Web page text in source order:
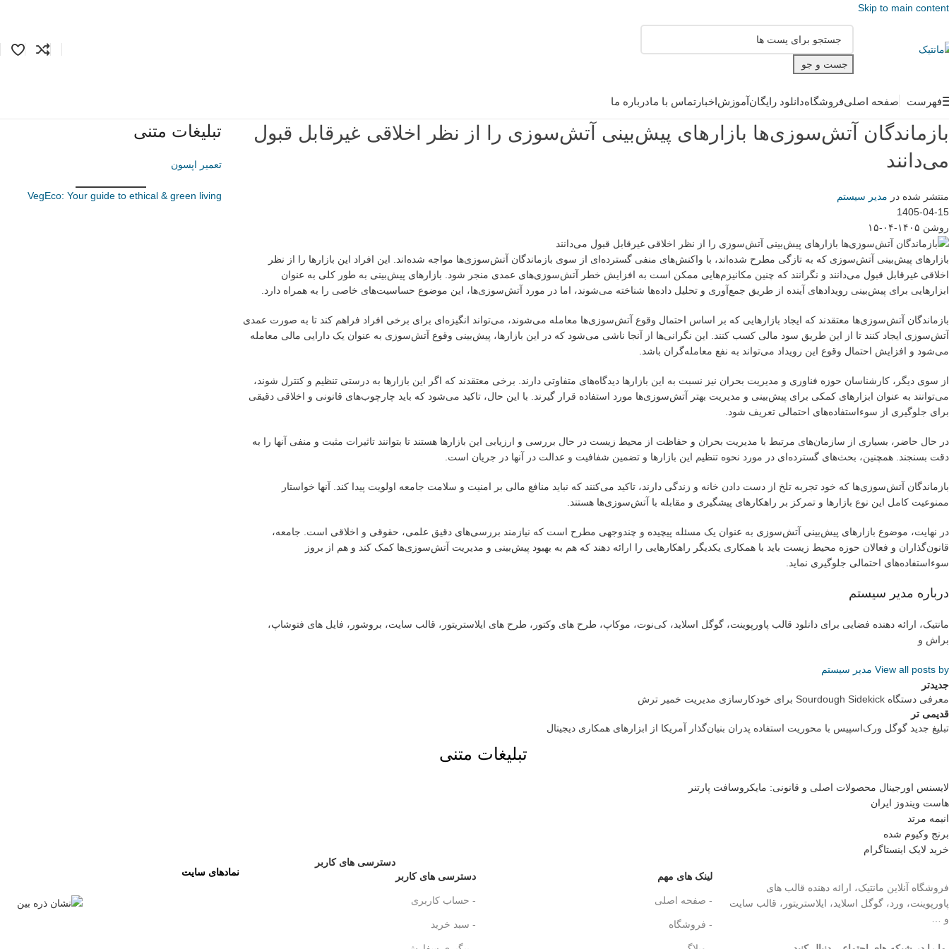
Skip to main content
جست و جو
فهرست صفحه اصلیفروشگاهدانلود رایگانآموزشاخبار تماس با مادرباره ما
بازماندگان آتش‌سوزی‌ها بازارهای پیش‌بینی آتش‌سوزی را از نظر اخلاقی غیرقابل قبول
می‌دانند
منتشر شده در مدیر سیستم
1405-04-15
روشن ۱۴۰۵-۰۴-۱۵
بازارهای پیش‌بینی آتش‌سوزی که به تازگی مطرح شده‌اند، با واکنش‌های منفی گسترده‌ای از سوی بازماندگان آتش‌سوزی‌ها مواجه شده‌اند. این افراد این بازارها را از نظر
اخلاقی غیرقابل قبول می‌دانند و نگرانند که چنین مکانیزم‌هایی ممکن است به افزایش خطر آتش‌سوزی‌های عمدی منجر شود. بازارهای پیش‌بینی به طور کلی به عنوان
ابزارهایی برای پیش‌بینی رویدادهای آینده از طریق جمع‌آوری و تحلیل داده‌ها شناخته می‌شوند، اما در مورد آتش‌سوزی‌ها، این موضوع حساسیت‌های خاصی را به همراه دارد.
بازماندگان آتش‌سوزی‌ها معتقدند که ایجاد بازارهایی که بر اساس احتمال وقوع آتش‌سوزی‌ها معامله می‌شوند، می‌تواند انگیزه‌ای برای برخی افراد فراهم کند تا به صورت عمدی
آتش‌سوزی ایجاد کنند تا از این طریق سود مالی کسب کنند. این نگرانی‌ها از آنجا ناشی می‌شود که در این بازارها، پیش‌بینی وقوع آتش‌سوزی به عنوان یک دارایی مالی معامله
می‌شود و افزایش احتمال وقوع این رویداد می‌تواند به نفع معامله‌گران باشد.
از سوی دیگر، کارشناسان حوزه فناوری و مدیریت بحران نیز نسبت به این بازارها دیدگاه‌های متفاوتی دارند. برخی معتقدند که اگر این بازارها به درستی تنظیم و کنترل شوند،
می‌توانند به عنوان ابزارهای کمکی برای پیش‌بینی و مدیریت بهتر آتش‌سوزی‌ها مورد استفاده قرار گیرند. با این حال، تاکید می‌شود که باید چارچوب‌های قانونی و اخلاقی دقیقی
برای جلوگیری از سوءاستفاده‌های احتمالی تعریف شود.
در حال حاضر، بسیاری از سازمان‌های مرتبط با مدیریت بحران و حفاظت از محیط زیست در حال بررسی و ارزیابی این بازارها هستند تا بتوانند تاثیرات مثبت و منفی آنها را به
دقت بسنجند. همچنین، بحث‌های گسترده‌ای در مورد نحوه تنظیم این بازارها و تضمین شفافیت و عدالت در آنها در جریان است.
بازماندگان آتش‌سوزی‌ها که خود تجربه تلخ از دست دادن خانه و زندگی دارند، تاکید می‌کنند که نباید منافع مالی بر امنیت و سلامت جامعه اولویت پیدا کند. آنها خواستار
ممنوعیت کامل این نوع بازارها و تمرکز بر راهکارهای پیشگیری و مقابله با آتش‌سوزی‌ها هستند.
در نهایت، موضوع بازارهای پیش‌بینی آتش‌سوزی به عنوان یک مسئله پیچیده و چندوجهی مطرح است که نیازمند بررسی‌های دقیق علمی، حقوقی و اخلاقی است. جامعه،
قانون‌گذاران و فعالان حوزه محیط زیست باید با همکاری یکدیگر راهکارهایی را ارائه دهند که هم به بهبود پیش‌بینی و مدیریت آتش‌سوزی‌ها کمک کند و هم از بروز
سوءاستفاده‌های احتمالی جلوگیری نماید.
درباره مدیر سیستم
مانتیک، ارائه دهنده فضایی برای دانلود قالب پاورپوینت، گوگل اسلاید، کی‌نوت، موکاپ، طرح های وکتور، طرح های ایلاستریتور، قالب سایت، بروشور، فایل های فتوشاپ،
براش و
View all posts by مدیر سیستم
جدیدتر
معرفی دستگاه Sourdough Sidekick برای خودکارسازی مدیریت خمیر ترش
قدیمی تر
تبلیغ جدید گوگل ورک‌اسپیس با محوریت استفاده پدران بنیان‌گذار آمریکا از ابزارهای همکاری دیجیتال
تبلیغات متنی
تعمیر اپسون
VegEco: Your guide to ethical & green living
تبلیغات متنی
لایسنس اورجینال محصولات اصلی و قانونی: مایکروسافت پارتنر
هاست ویندوز ایران
انیمه مرتد
برنج وکیوم شده
خرید لایک اینستاگرام
فروشگاه آنلاین مانتیک، ارائه دهنده قالب های
پاورپوینت، ورد، گوگل اسلاید، ایلاستریتور، قالب سایت
و …
لینک های مهم
- صفحه اصلی
- فروشگاه
دسترسی های کاربر
دسترسی های کاربر
- حساب کاربری
- سبد خرید
نمادهای سایت